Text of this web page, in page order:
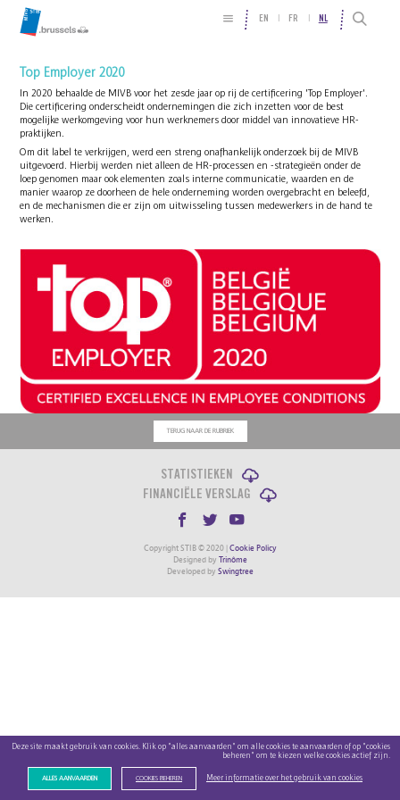
EN FR NL
Top Employer 2020
In 2020 behaalde de MIVB voor het zesde jaar op rij de certificering 'Top Employer'.
Die certificering onderscheidt ondernemingen die zich inzetten voor de best
mogelijke werkomgeving voor hun werknemers door middel van innovatieve HR-
praktijken.
Om dit label te verkrijgen, werd een streng onafhankelijk onderzoek bij de MIVB
uitgevoerd. Hierbij werden niet alleen de HR-processen en -strategieën onder de
loep genomen maar ook elementen zoals interne communicatie, waarden en de
manier waarop ze doorheen de hele onderneming worden overgebracht en beleefd,
en de mechanismen die er zijn om uitwisseling tussen medewerkers in de hand te
werken.
TERUG NAAR DE RUBRIEK
STATISTIEKEN
FINANCIËLE VERSLAG
Copyright STIB © 2020 | Cookie Policy
Designed by Trinôme
Developed by Swingtree
Deze site maakt gebruik van cookies. Klik op "alles aanvaarden" om alle cookies te aanvaarden of op "cookies
beheren" om te kiezen welke cookies actief zijn.
ALLES AANVAARDEN COOKIES BEHEREN Meer informatie over het gebruik van cookies